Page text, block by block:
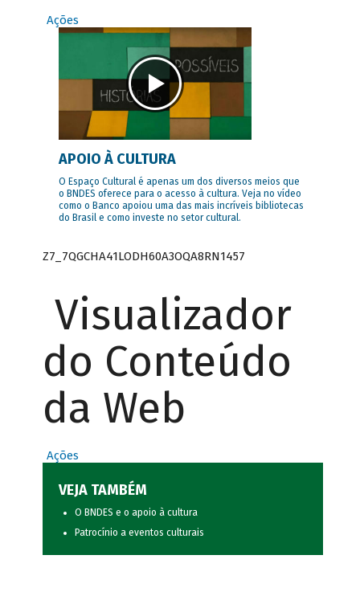
Ações
APOIO À CULTURA
O Espaço Cultural é apenas um dos diversos meios que
o BNDES oferece para o acesso à cultura. Veja no vídeo
como o Banco apoiou uma das mais incríveis bibliotecas
do Brasil e como investe no setor cultural.
Z7_7QGCHA41LODH60A3OQA8RN1457
Visualizador
do Conteúdo
da Web
Ações
VEJA TAMBÉM
O BNDES e o apoio à cultura
Patrocínio a eventos culturais